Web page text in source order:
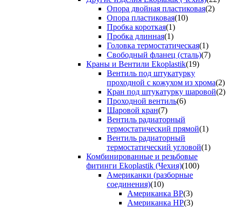
Опора двойная пластиковая(2)
Опора пластиковая(10)
Пробка короткая(1)
Пробка длинная(1)
Головка термостатическая(1)
Свободный фланец (сталь)(7)
Краны и Вентили Ekoplastik(19)
Вентиль под штукатурку
проходной с кожухом из хрома(2)
Кран под штукатурку шаровой(2)
Проходной вентиль(6)
Шаровой кран(7)
Вентиль радиаторный
термостатический прямой(1)
Вентиль радиаторный
термостатический угловой(1)
Комбинированные и резьбовые
фитинги Ekoplastik (Чехия)(100)
Американки (разборные
соединения)(10)
Американка ВР(3)
Американка НР(3)